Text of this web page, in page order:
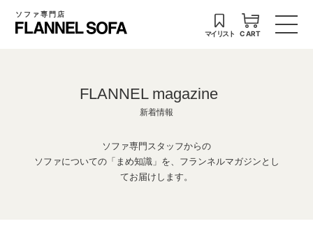
ソファ専門店
マイリスト CART
FLANNEL magazine
新着情報
ソファ専門スタッフからの
ソファについての「まめ知識」を、フランネルマガジンとし
てお届けします。